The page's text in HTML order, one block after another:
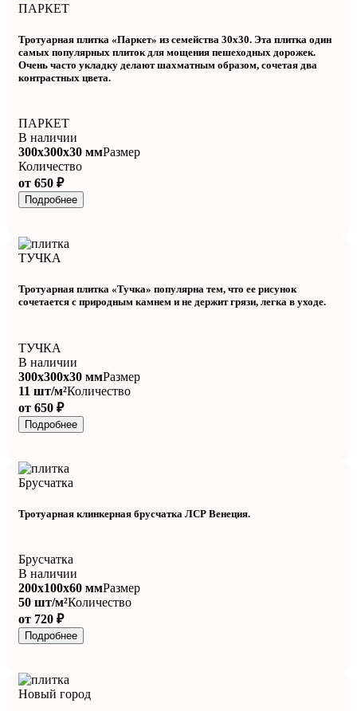
ПАРКЕТ
Тротуарная плитка «Паркет» из семейства 30х30. Эта плитка один
самых популярных плиток для мощения пешеходных дорожек.
Очень часто укладку делают шахматным образом, сочетая два
контрастных цвета.
ПАРКЕТ
В наличии
300x300x30 ммРазмер
Количество
от 650 ₽
Подробнее
ТУЧКА
Тротуарная плитка «Тучка» популярна тем, что ее рисунок
сочетается с природным камнем и не держит грязи, легка в уходе.
ТУЧКА
В наличии
300x300x30 ммРазмер
11 шт/м²Количество
от 650 ₽
Подробнее
Брусчатка
Тротуарная клинкерная брусчатка ЛСР Венеция.
Брусчатка
В наличии
200x100x60 ммРазмер
50 шт/м²Количество
от 720 ₽
Подробнее
Новый город